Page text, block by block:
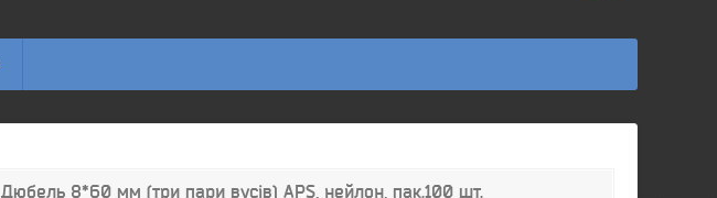
Дюбель 8*60 мм (три пари вусів) APS, нейлон, пак.100 шт.